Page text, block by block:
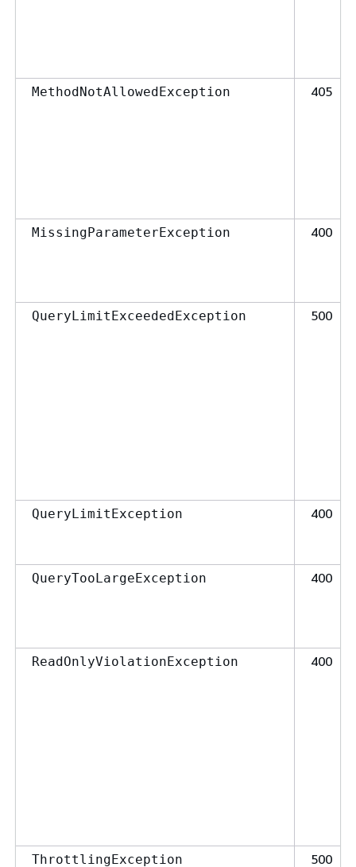
MethodNotAllowedException 405
MissingParameterException 400
QueryLimitExceededException 500
QueryLimitException 400
QueryTooLargeException 400
ReadOnlyViolationException 400
ThrottlingException 500